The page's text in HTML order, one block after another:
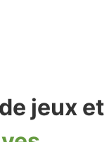
jeux et